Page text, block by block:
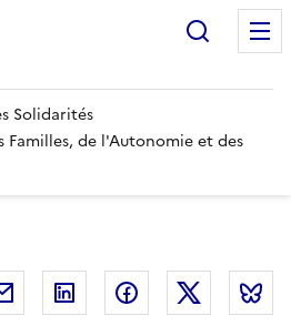
Solidarités
Familles, de l'Autonomie et des
Courriel Linkedin FacebookTwitter